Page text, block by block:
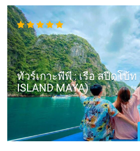
ทัวร์เกาะพีพี : เรือ สปีดโบ้ท
ISLAND MAYA)